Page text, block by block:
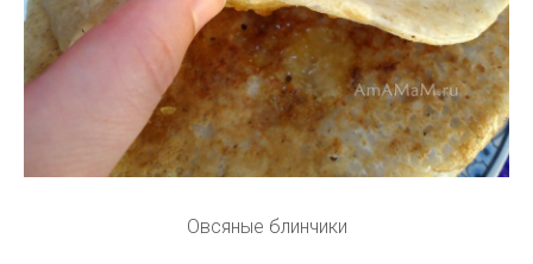
Овсяные блинчики